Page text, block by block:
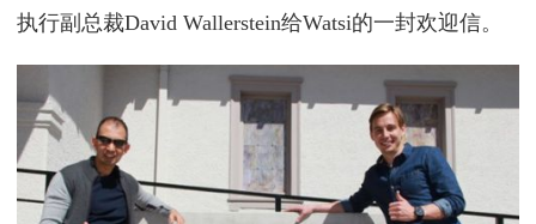
执行副总裁David Wallerstein给Watsi的一封欢迎信。